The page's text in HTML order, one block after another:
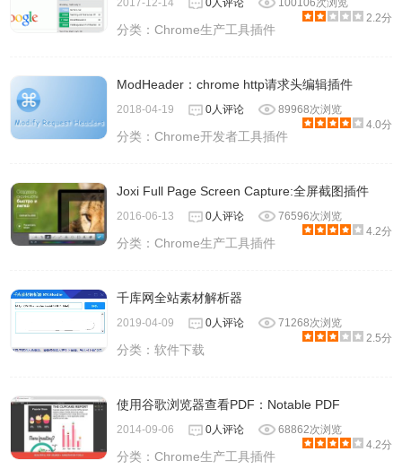
2017-12-14 0人评论
100106次浏览
2.2分
分类：Chrome生产工具插件
ModHeader：chrome http请求头编辑插件
2018-04-19 0人评论
89968次浏览
4.0分
分类：Chrome开发者工具插件
Joxi Full Page Screen Capture:全屏截图插件
2016-06-13 0人评论
76596次浏览
4.2分
分类：Chrome生产工具插件
千库网全站素材解析器
2019-04-09 0人评论
71268次浏览
2.5分
分类：软件下载
使用谷歌浏览器查看PDF：Notable PDF
2014-09-06 0人评论
68862次浏览
4.2分
分类：Chrome生产工具插件